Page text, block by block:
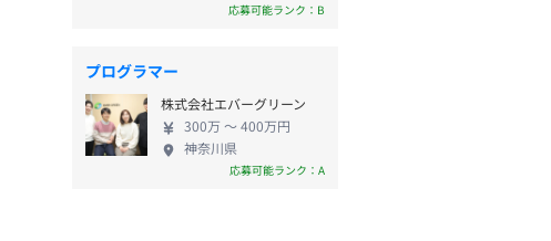
応募可能ランク：B
プログラマー
株式会社エバーグリーン
300万 〜 400万円
神奈川県
応募可能ランク：A